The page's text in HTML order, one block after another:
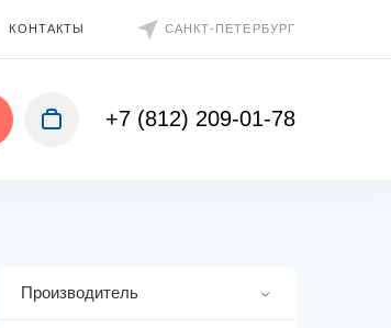
КОНТАКТЫ САНКТ-ПЕТЕРБУРГ
+7 (812) 209-01-78
Производитель